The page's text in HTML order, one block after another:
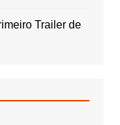
Trailer de